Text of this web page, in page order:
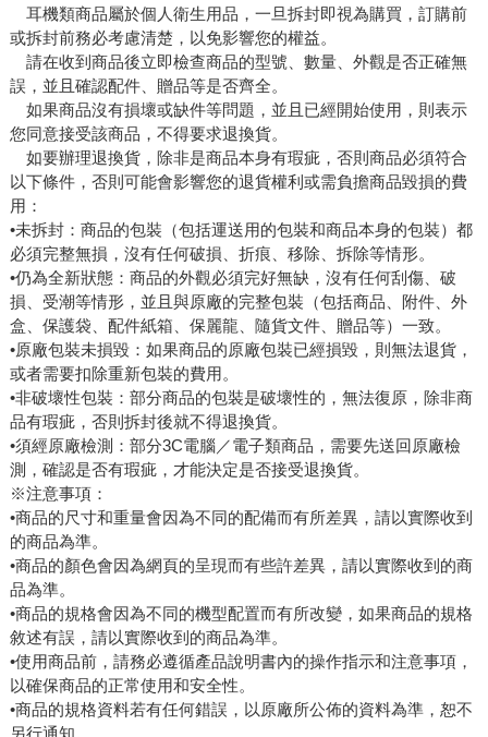
耳機類商品屬於個人衛生用品，一旦拆封即視為購買，訂購前
或拆封前務必考慮清楚，以免影響您的權益。
請在收到商品後立即檢查商品的型號、數量、外觀是否正確無
誤，並且確認配件、贈品等是否齊全。
如果商品沒有損壞或缺件等問題，並且已經開始使用，則表示
您同意接受該商品，不得要求退換貨。
如要辦理退換貨，除非是商品本身有瑕疵，否則商品必須符合
以下條件，否則可能會影響您的退貨權利或需負擔商品毀損的費
用：
•未拆封：商品的包裝（包括運送用的包裝和商品本身的包裝）都
必須完整無損，沒有任何破損、折痕、移除、拆除等情形。
•仍為全新狀態：商品的外觀必須完好無缺，沒有任何刮傷、破
損、受潮等情形，並且與原廠的完整包裝（包括商品、附件、外
盒、保護袋、配件紙箱、保麗龍、隨貨文件、贈品等）一致。
•原廠包裝未損毀：如果商品的原廠包裝已經損毀，則無法退貨，
或者需要扣除重新包裝的費用。
•非破壞性包裝：部分商品的包裝是破壞性的，無法復原，除非商
品有瑕疵，否則拆封後就不得退換貨。
•須經原廠檢測：部分3C電腦／電子類商品，需要先送回原廠檢
測，確認是否有瑕疵，才能決定是否接受退換貨。
※注意事項：
•商品的尺寸和重量會因為不同的配備而有所差異，請以實際收到
的商品為準。
•商品的顏色會因為網頁的呈現而有些許差異，請以實際收到的商
品為準。
•商品的規格會因為不同的機型配置而有所改變，如果商品的規格
敘述有誤，請以實際收到的商品為準。
•使用商品前，請務必遵循產品說明書內的操作指示和注意事項，
以確保商品的正常使用和安全性。
•商品的規格資料若有任何錯誤，以原廠所公佈的資料為準，恕不
另行通知。